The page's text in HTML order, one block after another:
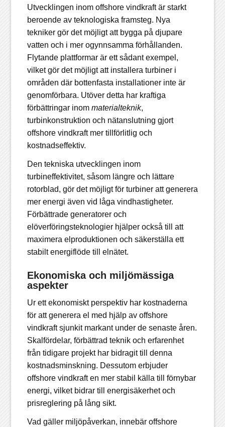
Utvecklingen inom offshore vindkraft är starkt
beroende av teknologiska framsteg. Nya
tekniker gör det möjligt att bygga på djupare
vatten och i mer ogynnsamma förhållanden.
Flytande plattformarär ett sådant exempel,
vilket gör det möjligt att installera turbiner i
områden där bottenfasta installationer inte är
genomförbara. Utöver detta har kraftiga
förbättringar inom materialteknik,
turbinkonstruktion och nätanslutning gjort
offshore vindkraft mer tillförlitlig och
kostnadseffektiv.
Den tekniska utvecklingen inom
turbineffektivitet, såsom längre och lättare
rotorblad, gör det möjligt för turbiner att generera
mer energi även vid låga vindhastigheter.
Förbättrade generatorer och
elöverföringsteknologier hjälper också till att
maximera elproduktionen och säkerställa ett
stabilt energiflöde till elnätet.
Ekonomiska och miljömässiga
aspekter
Ur ett ekonomiskt perspektiv har kostnaderna
för att generera el med hjälp av offshore
vindkraft sjunkit markant under de senaste åren.
Skalfördelar, förbättrad teknik och erfarenhet
från tidigare projekt har bidragit till denna
kostnadsminskning. Dessutom erbjuder
offshore vindkraft en mer stabil källa till förnybar
energi, vilket bidrar till energisäkerhetoch
prisreglering på lång sikt.
Vad gäller miljöpåverkan, innebär offshore